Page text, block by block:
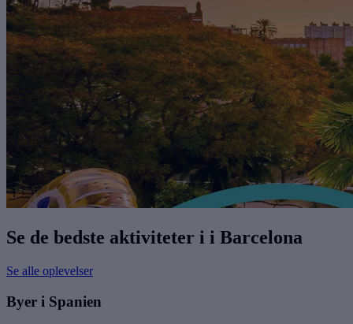
Se de bedste aktiviteter i i Barcelona
Se alle oplevelser
Byer i Spanien